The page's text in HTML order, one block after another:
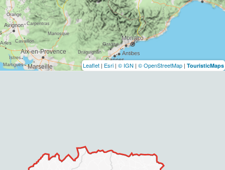
Leaflet | Esri | © IGN | © OpenStreetMap | TouristicMaps